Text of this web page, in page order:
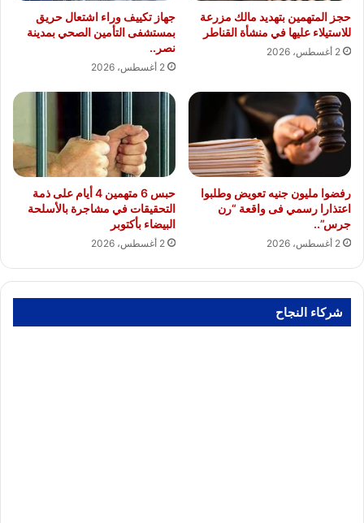
حجز المتهمين بتهديد مالك مزرعة
للاستيلاء عليها في منشأة القناطر
2 أغسطس، 2026
جهاز تكييف وراء اشتعال حريق
بمستشفى التأمين الصحي بمدينة
نصر..
2 أغسطس، 2026
رفضوا مليون جنيه تعويض وطلبوا
اعتذارا رسمي فى واقعة “رن
جرس”..
2 أغسطس، 2026
حبس 6 متهمين 4 أيام على ذمة
التحقيقات في مشاجرة بالأسلحة
البيضاء بأكتوبر
2 أغسطس، 2026
شركاء النجاح